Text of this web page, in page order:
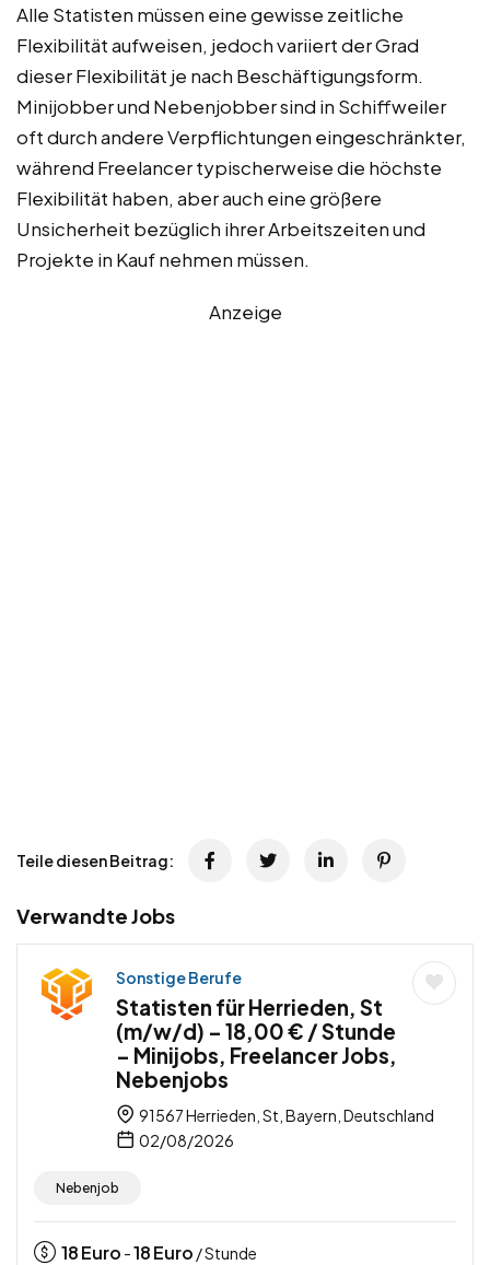
Alle Statisten müssen eine gewisse zeitliche
Flexibilität aufweisen, jedoch variiert der Grad
dieser Flexibilität je nach Beschäftigungsform.
Minijobber und Nebenjobber sind in Schiffweiler
oft durch andere Verpflichtungen eingeschränkter,
während Freelancer typischerweise die höchste
Flexibilität haben, aber auch eine größere
Unsicherheit bezüglich ihrer Arbeitszeiten und
Projekte in Kauf nehmen müssen.
Anzeige
Teile diesen Beitrag:
Verwandte Jobs
Sonstige Berufe
Statisten für Herrieden, St
(m/w/d) – 18,00 € / Stunde
– Minijobs, Freelancer Jobs,
Nebenjobs
91567 Herrieden, St, Bayern, Deutschland
02/08/2026
Nebenjob
18Euro -18Euro / Stunde